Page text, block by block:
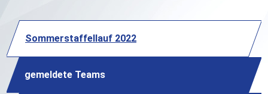
Sommerstaffellauf 2022
gemeldete Teams